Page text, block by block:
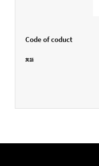
Code of coduct
英語